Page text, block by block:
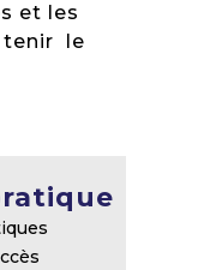
et les
tenir le